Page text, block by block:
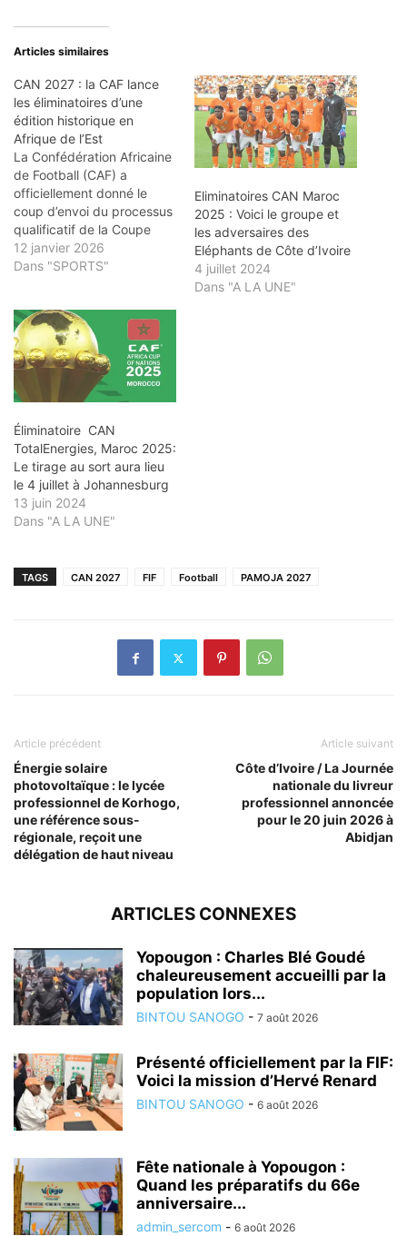
Articles similaires
CAN 2027 : la CAF lance
les éliminatoires d’une
édition historique en
Afrique de l’Est
La Confédération Africaine
de Football (CAF) a
officiellement donné le
coup d’envoi du processus
qualificatif de la Coupe
d’Afrique des Nations
(CAN) 2027. Cette annonce
avec en perspective une
édition inédite qui se
déroulera pour la première
fois en Afrique de l’Est,
sous…
12 janvier 2026
Dans "SPORTS"
Eliminatoires CAN Maroc
2025 : Voici le groupe et
les adversaires des
Eléphants de Côte d’Ivoire
4 juillet 2024
Dans "A LA UNE"
Éliminatoire CAN
TotalEnergies, Maroc 2025:
Le tirage au sort aura lieu
le 4 juillet à Johannesburg
13 juin 2024
Dans "A LA UNE"
TAGS CAN 2027 FIF Football PAMOJA 2027
Article précédent
Énergie solaire
photovoltaïque : le lycée
professionnel de Korhogo,
une référence sous-
régionale, reçoit une
délégation de haut niveau
Article suivant
Côte d’Ivoire / La Journée
nationale du livreur
professionnel annoncée
pour le 20 juin 2026 à
Abidjan
ARTICLES CONNEXES
Yopougon : Charles Blé Goudé
chaleureusement accueilli par la
population lors...
BINTOU SANOGO - 7 août 2026
Présenté officiellement par la FIF:
Voici la mission d’Hervé Renard
BINTOU SANOGO - 6 août 2026
Fête nationale à Yopougon :
Quand les préparatifs du 66e
anniversaire...
admin_sercom - 6 août 2026